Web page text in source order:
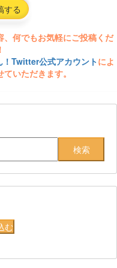
する
何でもお気軽にご投稿くだ
！Twitter公式アカウントによ
いただきます。